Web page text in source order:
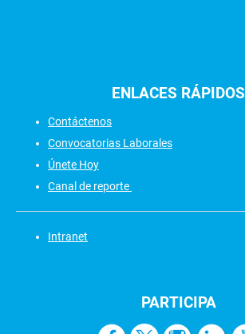
ENLACES RÁPIDOS
Contáctenos
Convocatorias Laborales
Únete Hoy
Canal de reporte
Intranet
PARTICIPA